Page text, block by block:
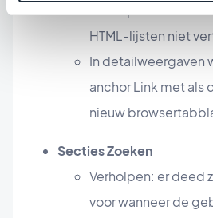
HTML-lijsten niet
In detailweergaven
anchor Link met als
nieuw
Secties Zoeken
Verholpen: er deed
voor wanneer de